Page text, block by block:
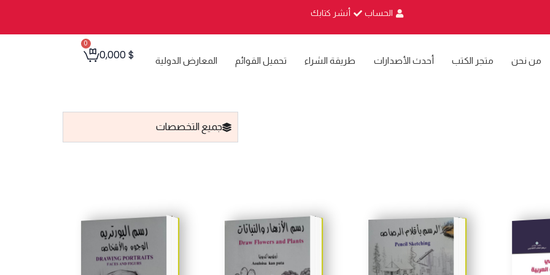
الحساب أنشر كتابك
من نحن متجر الكتب أحدث الأصدارات طريقة الشراء تحميل القوائم المعارض الدولية 0,000$
0
Cart
جميع التخصصات